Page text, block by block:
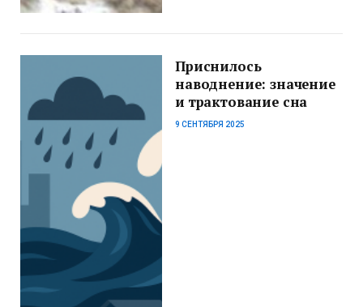
Приснилось
наводнение: значение
и трактование сна
9 СЕНТЯБРЯ 2025